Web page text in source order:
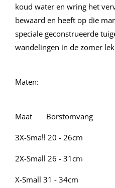
koud water en wring het
bewaard en heeft op die
speciale geconstrueerde
wandelingen in de zomer
Maten:
Maat Borstomvang
3X-Small 20 - 26cm
2X-Small 26 - 31cm
X-Small 31 - 34cm